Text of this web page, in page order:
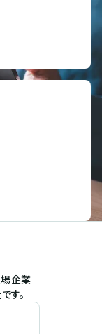
場企業
す。